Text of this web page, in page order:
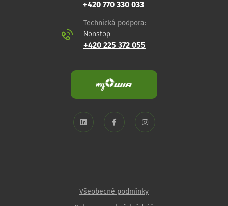
+420 770 330 033
Technická podpora:
Nonstop
+420 225 372 055
Všeobecné podmínky